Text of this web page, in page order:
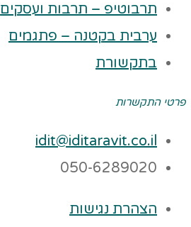
תרבוטיפ – תרבות ועסקים
ערבית בקטנה – פתגמים
בתקשורת
פרטי התקשרות
idit@iditaravit.co.il
050-6289020
הצהרת נגישות